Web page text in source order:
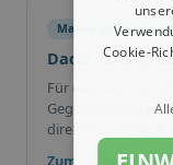
Marke im Vergleich
Dacia vs.
Für einzelne
Gegenmodelle ein
direkten Vergleich.
Zum
Cookie-